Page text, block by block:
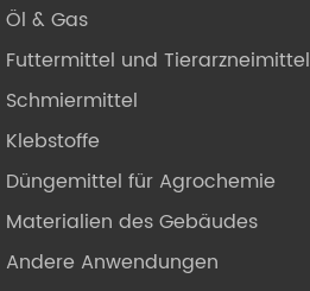
Öl & Gas
Futtermittel und Tierarzneimittel
Schmiermittel
Klebstoffe
Düngemittel für Agrochemie
Materialien des Gebäudes
Andere Anwendungen